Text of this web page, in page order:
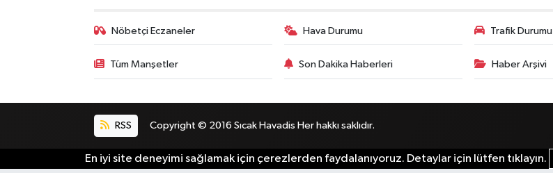
Nöbetçi Eczaneler Hava Durumu Trafik Durumu
Tüm Manşetler Son Dakika Haberleri Haber Arşivi
RSS Copyright © 2016 Sıcak Havadis Her hakkı saklıdır.
En iyi site deneyimi sağlamak için çerezlerden faydalanıyoruz. Detaylar için lütfen tıklayın.